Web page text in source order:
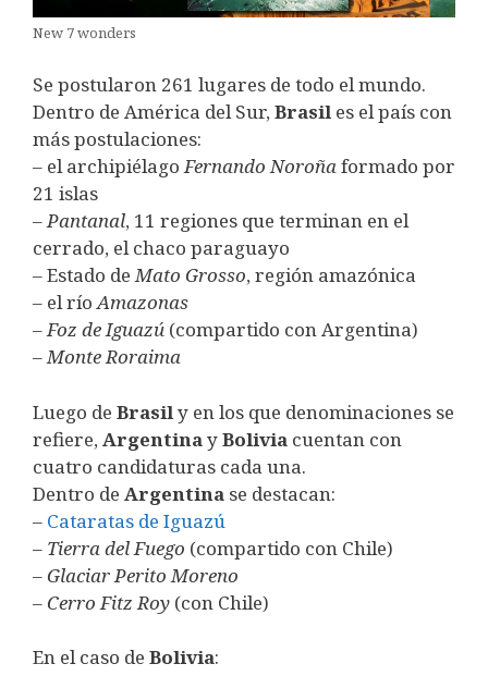
New 7 wonders
Se postularon 261 lugares de todo el mundo.
Dentro de América del Sur, Brasil es el país con
más postulaciones:
– el archipiélagoFernando Noroñaformado por
21 islas
–Pantanal, 11 regiones que terminan en el
cerrado, el chaco paraguayo
– Estado deMato Grosso, región amazónica
– el ríoAmazonas
–Foz de Iguazú (compartido con Argentina)
–Monte Roraima
Luego de Brasily en los que denominaciones se
refiere, ArgentinayBolivia cuentan con
cuatro candidaturas cada una.
Dentro de Argentina se destacan:
– Cataratas de Iguazú
– Tierra del Fuego (compartido con Chile)
– Glaciar Perito Moreno
– Cerro Fitz Roy (con Chile)
En el caso de Bolivia: